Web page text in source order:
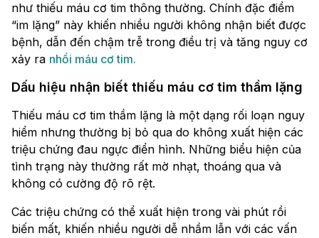
như thiếu máu cơ tim thông thường. Chính đặc điểm
“im lặng” này khiến nhiều người không nhận biết được
bệnh, dẫn đến chậm trễ trong điều trị và tăng nguy cơ
xảy ra nhồi máu cơ tim.
Dấu hiệu nhận biết thiếu máu cơ tim thầm lặng
Thiếu máu cơ tim thầm lặng là một dạng rối loạn nguy
hiểm nhưng thường bị bỏ qua do không xuất hiện các
triệu chứng đau ngực điển hình. Những biểu hiện của
tình trạng này thường rất mờ nhạt, thoáng qua và
không có cường độ rõ rệt.
Các triệu chứng có thể xuất hiện trong vài phút rồi
biến mất, khiến nhiều người dễ nhầm lẫn với các vấn